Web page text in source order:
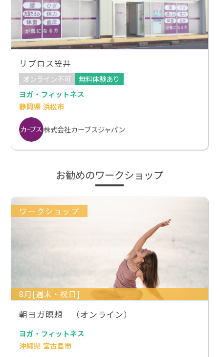
リブロス笠井
オンライン不可
無料体験あり
ヨガ・フィットネス
静岡県 浜松市
株式会社カーブスジャパン
お勧めのワークショップ
ワークショップ
8月[週末・祝日]
朝ヨガ瞑想 （オンライン）
ヨガ・フィットネス
沖縄県 宮古島市